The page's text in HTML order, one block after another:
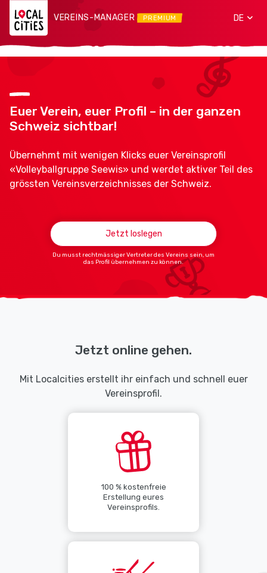
VEREINS-MANAGER PREMIUM DE
Euer Verein, euer Profil – in der ganzen
Schweiz sichtbar!
Übernehmt mit wenigen Klicks euer Vereinsprofil
«Volleyballgruppe Seewis» und werdet aktiver Teil des
grössten Vereinsverzeichnisses der Schweiz.
Jetzt loslegen
Du musst rechtmässiger Vertreter des Vereins sein, um
das Profil übernehmen zu können.
Jetzt online gehen.
Mit Localcities erstellt ihr einfach und schnell euer
Vereinsprofil.
100 % kostenfreie
Erstellung eures
Vereinsprofils.